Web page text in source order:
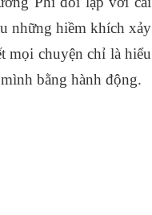
những hiềm khích xảy
mọi chuyện chỉ là hiểu
bằng hành động.